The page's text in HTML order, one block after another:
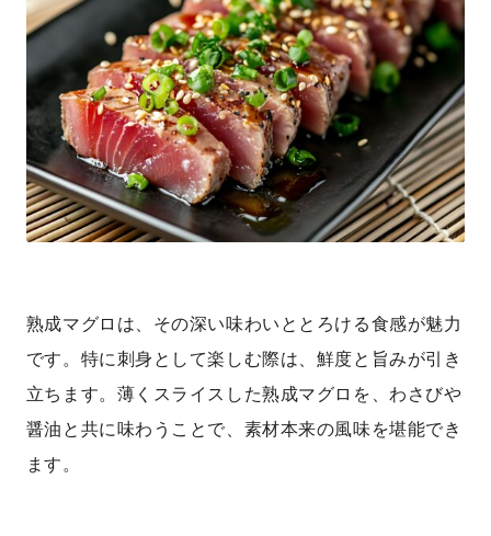
熟成マグロは、その深い味わいととろける食感が魅力
です。特に刺身として楽しむ際は、鮮度と旨みが引き
立ちます。薄くスライスした熟成マグロを、わさびや
醤油と共に味わうことで、素材本来の風味を堪能でき
ます。